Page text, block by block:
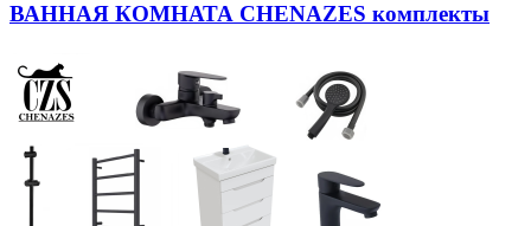
ВАННАЯ КОМНАТА CHENAZES комплекты